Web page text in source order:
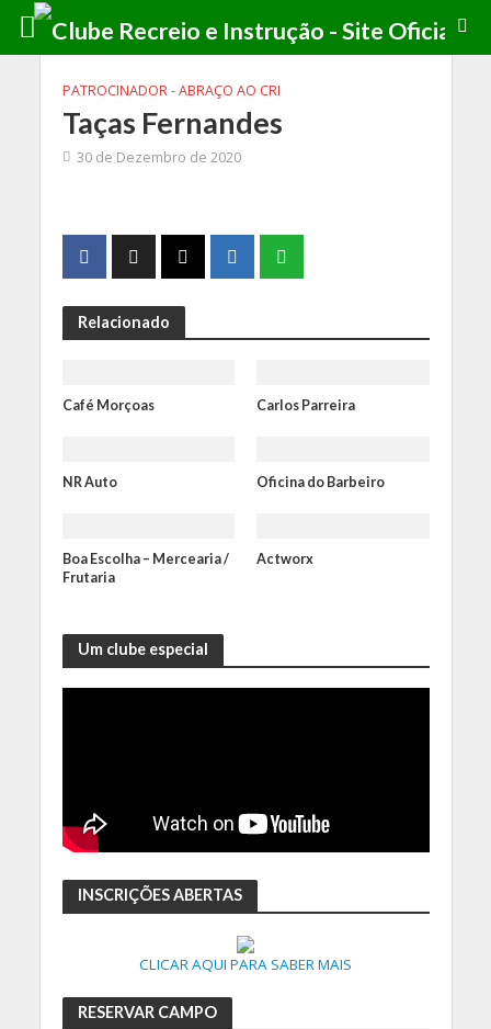
PATROCINADOR - ABRAÇO AO CRI
Taças Fernandes
30 de Dezembro de 2020
Relacionado
Café Morçoas Carlos Parreira
NR Auto Oficina do Barbeiro
Boa Escolha – Mercearia /
Frutaria
Actworx
Um clube especial
INSCRIÇÕES ABERTAS
CLICAR AQUI PARA SABER MAIS
RESERVAR CAMPO